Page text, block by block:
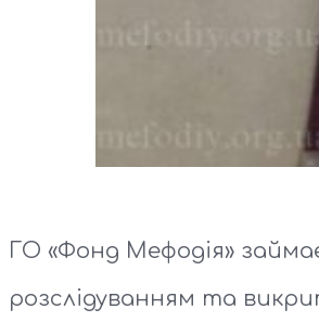
ГО «Фонд Мефодія»
розслідуванням та